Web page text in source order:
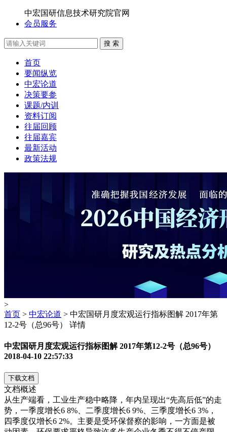
中宏国研信息技术研究院官网
会员服务
搜 索
首页
要闻纵览
中宏论道
决策要参
课题/内训
资料订阅
往届回顾
往届嘉宾
最新活动
政策法规
>
首页 > 中宏论道 > 中宏国研月度宏观运行指标图解 2017年第
12-2号（总96号） 详情
中宏国研月度宏观运行指标图解 2017年第12-2号（总96号）
2018-04-10 22:57:33
下载文档
文档概述
从生产端看，工业生产稳中略降，年内呈现出“先高后低”的走
势，一季度增长6 8%、二季度增长6 9%、三季度增长6 3%，
四季度仅增长6 2%。主要是受环保督察的影响，一方面是被